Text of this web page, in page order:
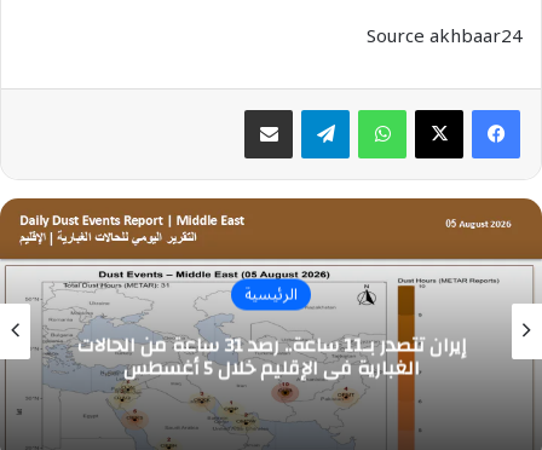
Source akhbaar24
واتسابتيلقرام مشاركة عبر البريد
الرئيسية
إيران تتصدر بـ11 ساعة.. رصد 31 ساعة من الحالات
الغبارية في الإقليم خلال 5 أغسطس